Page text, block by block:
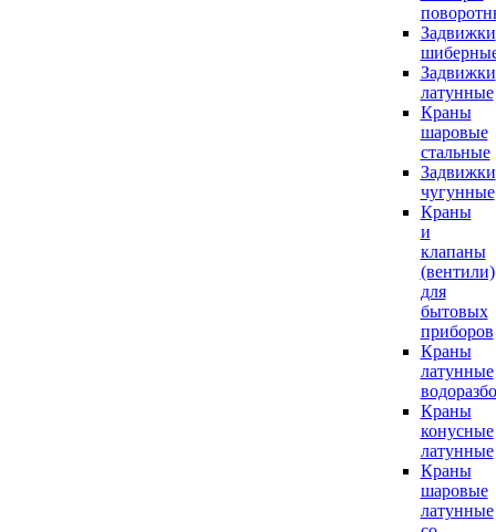
Задвижки
Задвижки
латунные
Краны
шаровые
стальные
Задвижки
чугунные
Краны
и
клапаны
(вентили)
для
бытовых
приборов
Краны
латунные
Краны
конусные
латунные
Краны
шаровые
латунные